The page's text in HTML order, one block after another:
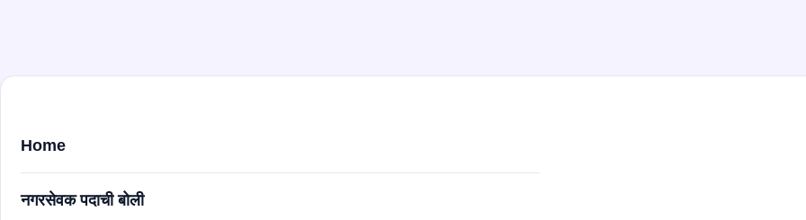
Home
नगरसेवक पदाची बोली